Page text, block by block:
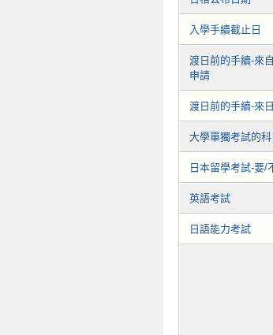
入學手續截止日
渡日前的手續-來
申請
渡日前的手續-來
大學單獨考試的科
日本留學考試-要/
英語考試
日語能力考試